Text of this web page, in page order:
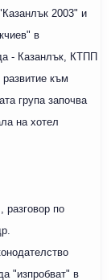
2003" и
в
- Казанлък, КТПП
към
група започва
на хотел
разговор по
"изпробват" в